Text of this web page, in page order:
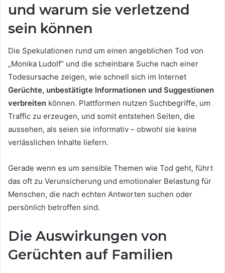
und warum sie verletzend
sein können
Die Spekulationen rund um einen angeblichen Tod von
„Monika Ludolf“ und die scheinbare Suche nach einer
Todesursache zeigen, wie schnell sich im Internet
Gerüchte, unbestätigte Informationen und Suggestionen
verbreiten können. Plattformen nutzen Suchbegriffe, um
Traffic zu erzeugen, und somit entstehen Seiten, die
aussehen, als seien sie informativ – obwohl sie keine
verlässlichen Inhalte liefern.
Gerade wenn es um sensible Themen wie Tod geht, führt
das oft zu Verunsicherung und emotionaler Belastung für
Menschen, die nach echten Antworten suchen oder
persönlich betroffen sind.
Die Auswirkungen von
Gerüchten auf Familien